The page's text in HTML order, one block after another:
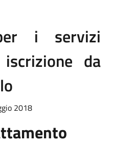
i servizi
da
2018